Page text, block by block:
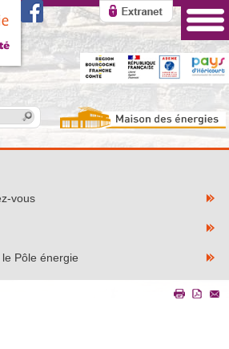
vous
Pôle énergie